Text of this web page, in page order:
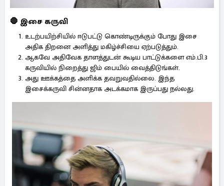
🛑 இசை கருவி
உடற்பயிற்சியில் ஈடுபட்டு கொண்டிருக்கும் போது இசை
அதிக திறனை அளித்து மகிழ்ச்சியை ஏற்படுத்தும்.
ஆகவே அதிவேக தாளத்துடன் கூடிய பாட்டுக்களை எம்.பி.3
கருவியில் நிறைத்து ஜிம் பையில் வைத்திடுங்கள்.
அது ஊக்கத்தை அளிக்க தவறுவதில்லை. இந்த
இசைக்கருவி சின்னதாக அடக்கமாக இருப்பது நல்லது.